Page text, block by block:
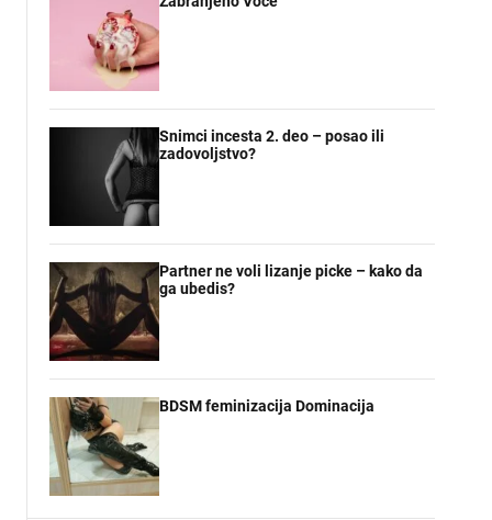
Snimci incesta 2. deo – posao ili
zadovoljstvo?
Partner ne voli lizanje picke – kako da
ga ubedis?
BDSM feminizacija Dominacija